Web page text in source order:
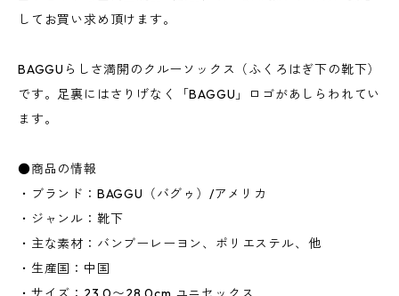
してお買い求め頂けます。
BAGGUらしさ満開のクルーソックス（ふくろはぎ下の靴下）
です。足裏にはさりげなく「BAGGU」ロゴがあしらわれてい
ます。
●商品の情報
・ブランド：BAGGU（バグゥ）/アメリカ
・ジャンル：靴下
・主な素材：バンブーレーヨン、ポリエステル、他
・生産国：中国